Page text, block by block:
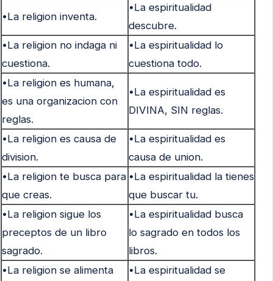
•La religion inventa.
•La espiritualidad
descubre.
•La religion no indaga ni
cuestiona.
•La espiritualidad lo
cuestiona todo.
•La religion es humana,
es una organizacion con
reglas.
•La espiritualidad es
DIVINA, SIN reglas.
•La religion es causa de
division.
•La espiritualidad es
causa de union.
•La religion te busca para
que creas.
•La espiritualidad la tienes
que buscar tu.
•La religion sigue los
preceptos de un libro
sagrado.
•La espiritualidad busca
lo sagrado en todos los
libros.
•La religion se alimenta
•La espiritualidad se